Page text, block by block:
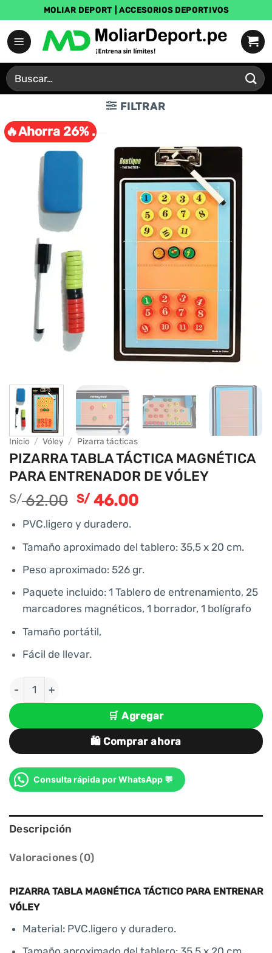
al
contenido
MOLIAR DEPORT | ACCESORIOS DEPORTIVOS
Buscar
por:
FILTRAR
🔥Ahorra 26% .
Inicio / Vóley / Pizarra tácticas
PIZARRA TABLA TÁCTICA MAGNÉTICA
PARA ENTRENADOR DE VÓLEY
S/62.00 El
precio
original
era:
S/ 62.00.
S/46.00El
es:
PVC.ligero y duradero.
Tamaño aproximado del tablero: 35,5 x 20 cm.
Peso aproximado: 526 gr.
Paquete incluido: 1 Tablero de entrenamiento, 25
marcadores magnéticos, 1 borrador, 1 bolígrafo
Tamaño portátil,
Fácil de llevar.
PIZARRA TABLA TÁCTICA MAGNÉTICA PARA
🛒 Agregar
🛍️ Comprar ahora
Consulta rápida por WhatsApp 💬
Descripción
Valoraciones (0)
PIZARRA TABLA MAGNÉTICA TÁCTICO PARA ENTRENAR
VÓLEY
Material: PVC.ligero y duradero.